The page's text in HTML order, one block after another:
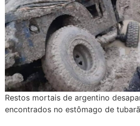
Restos mortais de argentino
encontrados no estômago de